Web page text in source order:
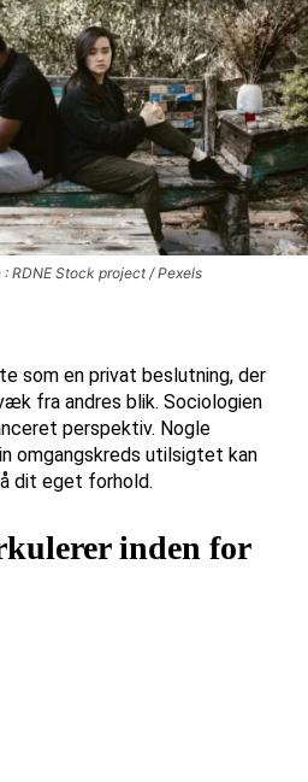
RDNE Stock project / Pexels
som en privat beslutning, der
fra andres blik. Sociologien
perspektiv. Nogle
omgangskreds utilsigtet kan
dit eget forhold.
inden for